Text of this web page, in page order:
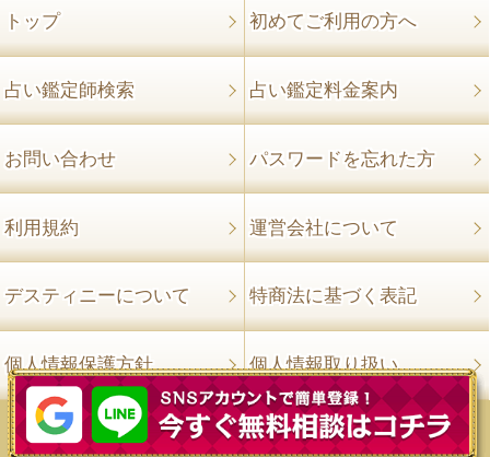
トップ 初めてご利用の方へ
占い鑑定師検索 占い鑑定料金案内
お問い合わせ パスワードを忘れた方
利用規約 運営会社について
デスティニーについて 特商法に基づく表記
個人情報保護方針 個人情報取り扱い
©2008-2026 電話占いはデスティニー All rights reserved.